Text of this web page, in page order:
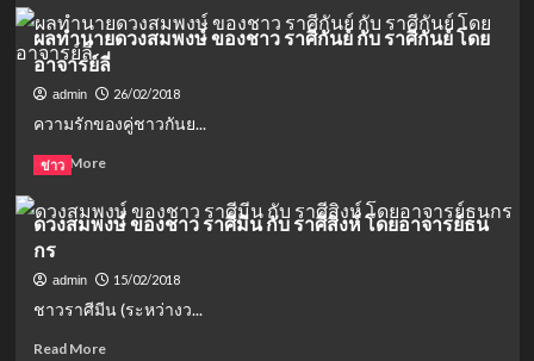
about
สงกรานต์
ไม่
เล่น
ไป
วัด
รัตนโกสินทร์
กัน
ผลทำนายดวงสมพงษ์ ของชาว ราศีกันย์ กับ ราศีกันย์ โดย
อาจารย์ลี่
admin 26/02/2018
ความรักของคู่ชาวกันย...
Read MoreRead
about
ผล
ดวง
พงษ์
ข่าว
ดวงสมพงษ์ ของชาว ราศีมีน กับ ราศีสิงห์ โดยอาจารย์ธน
กร
admin 15/02/2018
ชาวราศีมีน (ระหว่างว...
Read MoreRead